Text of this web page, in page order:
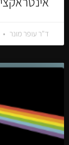
ד"ר עופר מונר